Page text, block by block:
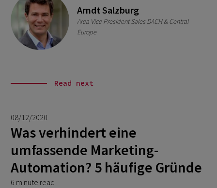
Arndt Salzburg
Area Vice President Sales DACH & Central
Europe
Read next
08/12/2020
Was verhindert eine
umfassende Marketing-
Automation? 5 häufige Gründe
6 minute read